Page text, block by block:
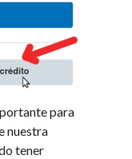
para
nuestra
tener